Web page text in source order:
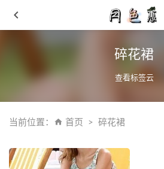
碎花裙
查看标签云
当前位置： 首页 碎花裙
最新款得物订单截图生成 纯p图毒订